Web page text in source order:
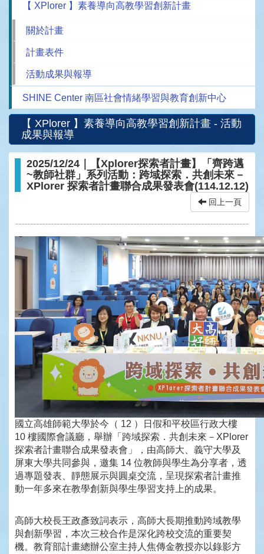
【 XPlorer 】素養導向高教學習創新計畫
關於計畫
計畫表件
活動成果與報導
SHINE Center 南區社會情緒學習與教育創新中心
【 XPlorer 】素養導向高教學習創新計畫 - 活動
成果與報導
2025/12/24｜【Xplorer探索者計畫】「齊跨邁
~教師社群」系列活動：跨域探索．共創未來－
XPlorer 探索者計畫聯合成果發表會(114.12.12)
回上一頁
國立高雄師範大學於今（ 12 ）日假和平校區行政大樓
10 樓國際會議廳，舉辦「跨域探索．共創未來－XPlorer
探索者計畫聯合成果發表會」，由高師大、義守大學及
屏東大學共同參與，邀集 14 位教師與學生為分享者，透
過專題發表、靜態展示與圓桌交流，呈現探索者計畫推
動一年多來在教學創新與學生學習支持上的成果。
高師大校長王政彥致詞表示，高師大長期推動跨域教學
與創新學習，本次三校合作是深化跨校交流的重要契
機。教育部計畫總辦公室主持人焦傳金教授亦以錄影方